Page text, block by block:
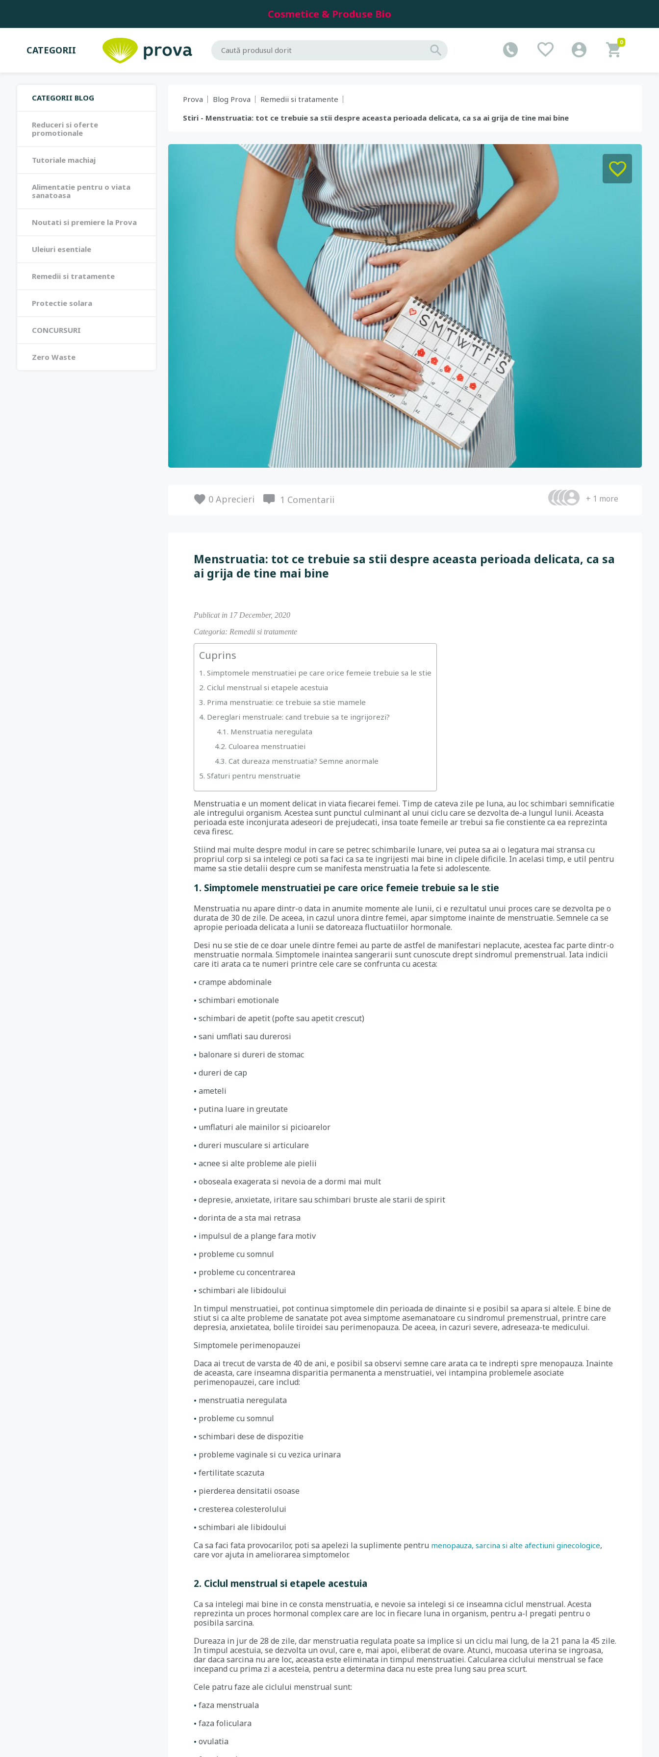
Cosmetice & Produse Bio
CATEGORII
0
CATEGORII BLOG
Reduceri si oferte
promotionale
Tutoriale machiaj
Alimentatie pentru o viata
sanatoasa
Noutati si premiere la Prova
Uleiuri esentiale
Remedii si tratamente
Protectie solara
CONCURSURI
Zero Waste
Prova Blog Prova
Remedii si tratamente
Stiri - Menstruatia: tot ce trebuie sa stii despre aceasta perioada delicata, ca sa ai grija de tine mai bine
0 Aprecieri 1 Comentarii + 1 more
Menstruatia: tot ce trebuie sa stii despre aceasta perioada delicata, ca sa
ai grija de tine mai bine
Publicat in 17 December, 2020
Categoria: Remedii si tratamente
Cuprins
1. Simptomele menstruatiei pe care orice femeie trebuie sa le stie
2. Ciclul menstrual si etapele acestuia
3. Prima menstruatie: ce trebuie sa stie mamele
4. Dereglari menstruale: cand trebuie sa te ingrijorezi?
4.1. Menstruatia neregulata
4.2. Culoarea menstruatiei
4.3. Cat dureaza menstruatia? Semne anormale
5. Sfaturi pentru menstruatie
Menstruatia e un moment delicat in viata fiecarei femei. Timp de cateva zile pe luna, au loc schimbari semnificatie
ale intregului organism. Acestea sunt punctul culminant al unui ciclu care se dezvolta de-a lungul lunii. Aceasta
perioada este inconjurata adeseori de prejudecati, insa toate femeile ar trebui sa fie constiente ca ea reprezinta
ceva firesc.
Stiind mai multe despre modul in care se petrec schimbarile lunare, vei putea sa ai o legatura mai stransa cu
propriul corp si sa intelegi ce poti sa faci ca sa te ingrijesti mai bine in clipele dificile. In acelasi timp, e util pentru
mame sa stie detalii despre cum se manifesta menstruatia la fete si adolescente.
1. Simptomele menstruatiei pe care orice femeie trebuie sa le stie
Menstruatia nu apare dintr-o data in anumite momente ale lunii, ci e rezultatul unui proces care se dezvolta pe o
durata de 30 de zile. De aceea, in cazul unora dintre femei, apar simptome inainte de menstruatie. Semnele ca se
apropie perioada delicata a lunii se datoreaza fluctuatiilor hormonale.
Desi nu se stie de ce doar unele dintre femei au parte de astfel de manifestari neplacute, acestea fac parte dintr-o
menstruatie normala. Simptomele inaintea sangerarii sunt cunoscute drept sindromul premenstrual. Iata indicii
care iti arata ca te numeri printre cele care se confrunta cu acesta:
crampe abdominale
schimbari emotionale
schimbari de apetit (pofte sau apetit crescut)
sani umflati sau durerosi
balonare si dureri de stomac
dureri de cap
ameteli
putina luare in greutate
umflaturi ale mainilor si picioarelor
dureri musculare si articulare
acnee si alte probleme ale pielii
oboseala exagerata si nevoia de a dormi mai mult
depresie, anxietate, iritare sau schimbari bruste ale starii de spirit
dorinta de a sta mai retrasa
impulsul de a plange fara motiv
probleme cu somnul
probleme cu concentrarea
schimbari ale libidoului
In timpul menstruatiei, pot continua simptomele din perioada de dinainte si e posibil sa apara si altele. E bine de
stiut si ca alte probleme de sanatate pot avea simptome asemanatoare cu sindromul premenstrual, printre care
depresia, anxietatea, bolile tiroidei sau perimenopauza. De aceea, in cazuri severe, adreseaza-te medicului.
Simptomele perimenopauzei
Daca ai trecut de varsta de 40 de ani, e posibil sa observi semne care arata ca te indrepti spre menopauza. Inainte
de aceasta, care inseamna disparitia permanenta a menstruatiei, vei intampina problemele asociate
perimenopauzei, care includ:
menstruatia neregulata
probleme cu somnul
schimbari dese de dispozitie
probleme vaginale si cu vezica urinara
fertilitate scazuta
pierderea densitatii osoase
cresterea colesterolului
schimbari ale libidoului
Ca sa faci fata provocarilor, poti sa apelezi la suplimente pentru menopauza, sarcina si alte afectiuni ginecologice,
care vor ajuta in ameliorarea simptomelor.
2. Ciclul menstrual si etapele acestuia
Ca sa intelegi mai bine in ce consta menstruatia, e nevoie sa intelegi si ce inseamna ciclul menstrual. Acesta
reprezinta un proces hormonal complex care are loc in fiecare luna in organism, pentru a-l pregati pentru o
posibila sarcina.
Dureaza in jur de 28 de zile, dar menstruatia regulata poate sa implice si un ciclu mai lung, de la 21 pana la 45 zile.
In timpul acestuia, se dezvolta un ovul, care e, mai apoi, eliberat de ovare. Atunci, mucoasa uterina se ingroasa,
dar daca sarcina nu are loc, aceasta este eliminata in timpul menstruatiei. Calcularea ciclului menstrual se face
incepand cu prima zi a acesteia, pentru a determina daca nu este prea lung sau prea scurt.
Cele patru faze ale ciclului menstrual sunt:
faza menstruala
faza foliculara
ovulatia